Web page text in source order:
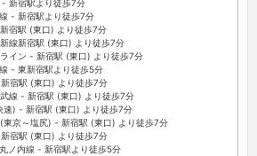
新宿駅より徒歩7分
- 新宿駅より徒歩7分
宿駅 (東口) より徒歩7分
線新宿駅 (東口) より徒歩7分
イン - 新宿駅 (東口) より徒歩7分
- 東新宿駅より徒歩5分
宿駅 (東口) より徒歩7分
線 - 新宿駅 (東口) より徒歩7分
速) - 新宿駅 (東口) より徒歩7分
東京～塩尻) - 新宿駅 (東口) より徒歩7分
宿駅 (東口) より徒歩7分
ノ内線 - 新宿駅より徒歩5分